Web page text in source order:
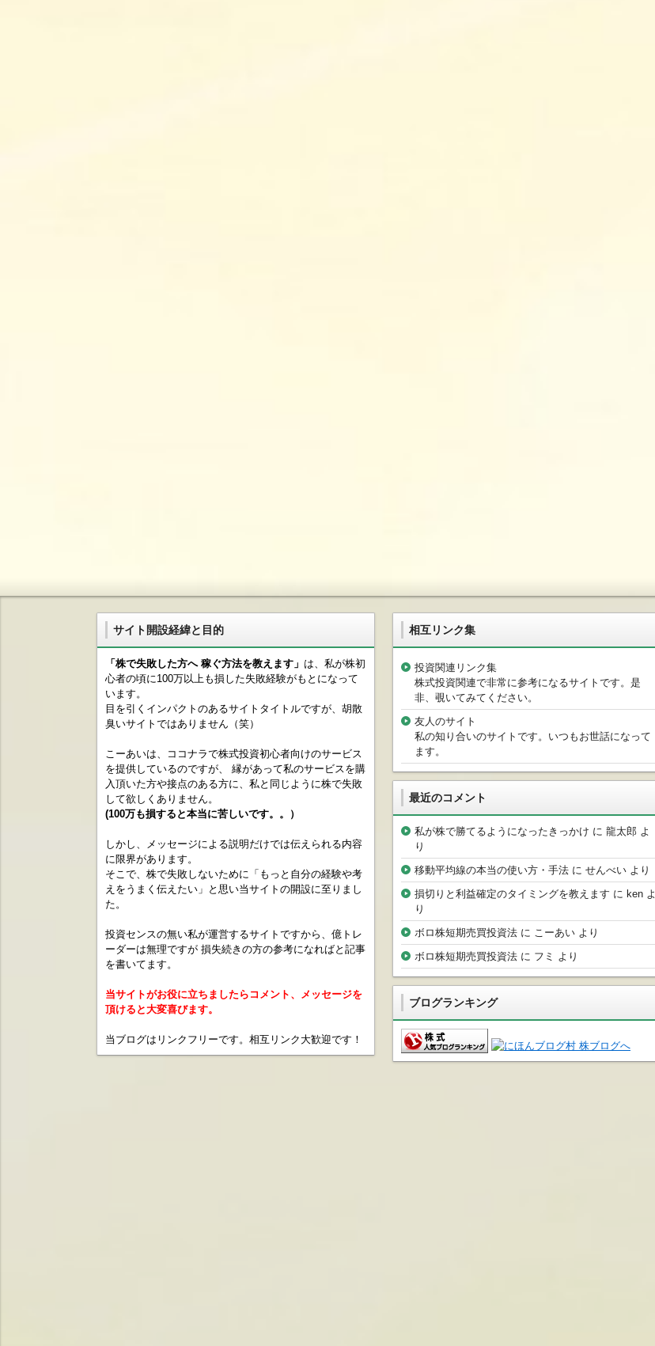
サイト開設経緯と目的
「株で失敗した方へ 稼ぐ方法を教えます」 は、私が株初
心者の頃に100万以上も損した失敗経験がもとになって
います。
目を引くインパクトのあるサイトタイトルですが、胡散
臭いサイトではありません（笑）
こーあいは、ココナラで株式投資初心者向けのサービス
を提供しているのですが、 縁があって私のサービスを購
入頂いた方や接点のある方に、私と同じように株で失敗
して欲しくありません。
(100万も損すると本当に苦しいです。。）
しかし、メッセージによる説明だけでは伝えられる内容
に限界があります。
そこで、株で失敗しないために「もっと自分の経験や考
えをうまく伝えたい」と思い当サイトの開設に至りまし
た。
投資センスの無い私が運営するサイトですから、億トレ
ーダーは無理ですが 損失続きの方の参考になればと記事
を書いてます。
当サイトがお役に立ちましたらコメント、メッセージを
頂けると大変喜びます。
当ブログはリンクフリーです。相互リンク大歓迎です！
相互リンク集
投資関連リンク集
株式投資関連で非常に参考になるサイトです。是
非、覗いてみてください。
友人のサイト
私の知り合いのサイトです。いつもお世話になって
ます。
最近のコメント
私が株で勝てるようになったきっかけ に 龍太郎 よ
り
移動平均線の本当の使い方・手法に せんべいより
損切りと利益確定のタイミングを教えます に kenよ
り
ボロ株短期売買投資法に こーあいより
ボロ株短期売買投資法に フミ より
ブログランキング